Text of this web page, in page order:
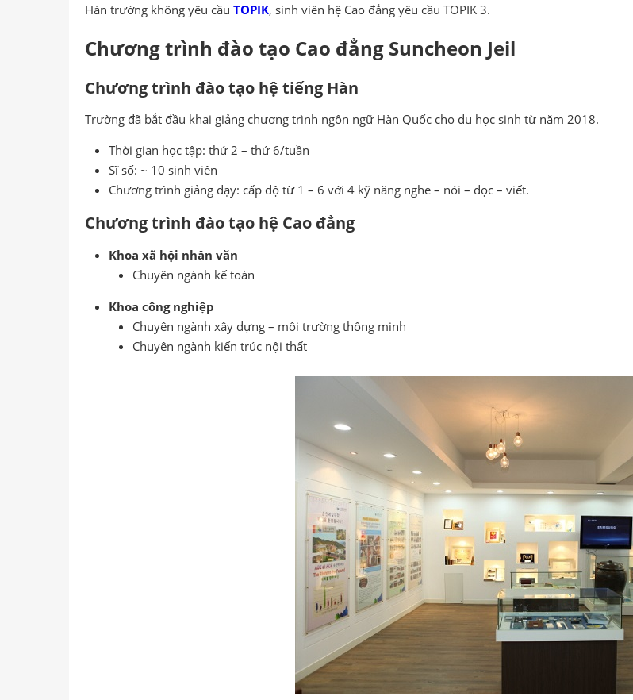
Hàn trường không yêu cầu TOPIK, sinh viên hệ Cao đẳng yêu cầu TOPIK 3.
Chương trình đào tạo Cao đẳng Suncheon Jeil
Chương trình đào tạo hệ tiếng Hàn
Trường đã bắt đầu khai giảng chương trình ngôn ngữ Hàn Quốc cho du học sinh từ năm 2018.
Thời gian học tập: thứ 2 – thứ 6/tuần
Sĩ số: ~ 10 sinh viên
Chương trình giảng dạy: cấp độ từ 1 – 6 với 4 kỹ năng nghe – nói – đọc – viết.
Chương trình đào tạo hệ Cao đẳng
Khoa xã hội nhân văn
Chuyên ngành kế toán
Khoa công nghiệp
Chuyên ngành xây dựng – môi trường thông minh
Chuyên ngành kiến trúc nội thất